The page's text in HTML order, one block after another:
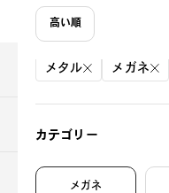
絞り込み条件
メタル メガネ
カテゴリー
メガネ
高い順
商品を探す
店舗をさがす